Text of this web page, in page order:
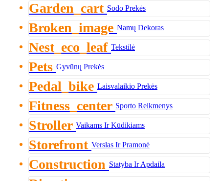
Garden_cart Sodo Prekės
Broken_image Namų Dekoras
Nest_eco_leaf Tekstilė
Pets Gyvūnų Prekės
Pedal_bike Laisvalaikio Prekės
Fitness_center Sporto Reikmenys
Stroller Vaikams Ir Kūdikiams
Storefront Verslas Ir Pramonė
Construction Statyba Ir Apdaila